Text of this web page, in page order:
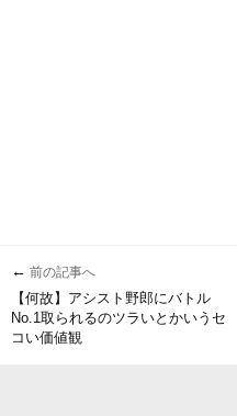
← 前の記事へ
【何故】アシスト野郎にバトル
No.1取られるのツラいとかいうセ
コい価値観